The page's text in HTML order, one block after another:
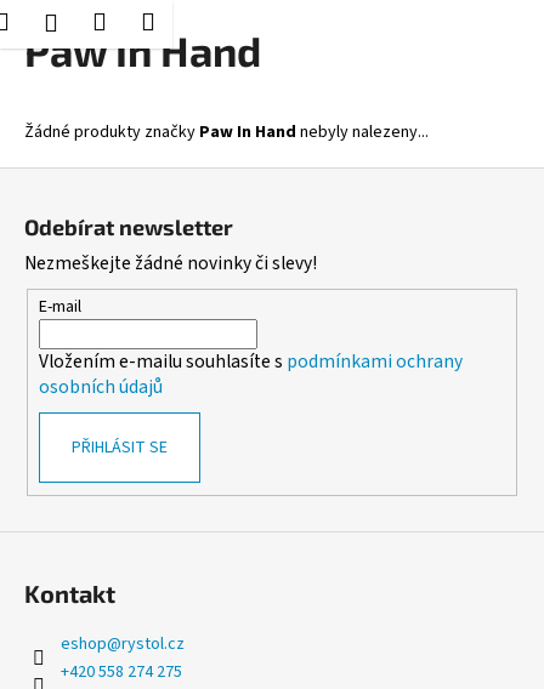
Přejít
HledatPřihlášení
Nákupní
košík
Menu
Paw In Hand
Žádné produkty značky Paw In Hand nebyly nalezeny...
K
o
Zpět
Zpět
C
o
o
t
ř
e
b
u
n
j
t
Odebírat newsletter
Nezmeškejte žádné novinky či slevy!
E-mail
Vložením e-mailu souhlasíte s podmínkami ochrany
osobních údajů
PŘIHLÁSIT SE
Kontakt
eshop@rystol.cz
+420 558 274 275